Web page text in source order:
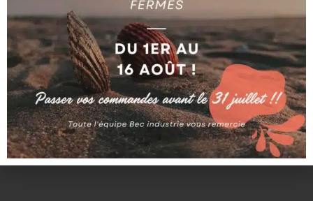
BANDE AG590030237
Ajouter au devis
AG590185303
Ajouter au devis